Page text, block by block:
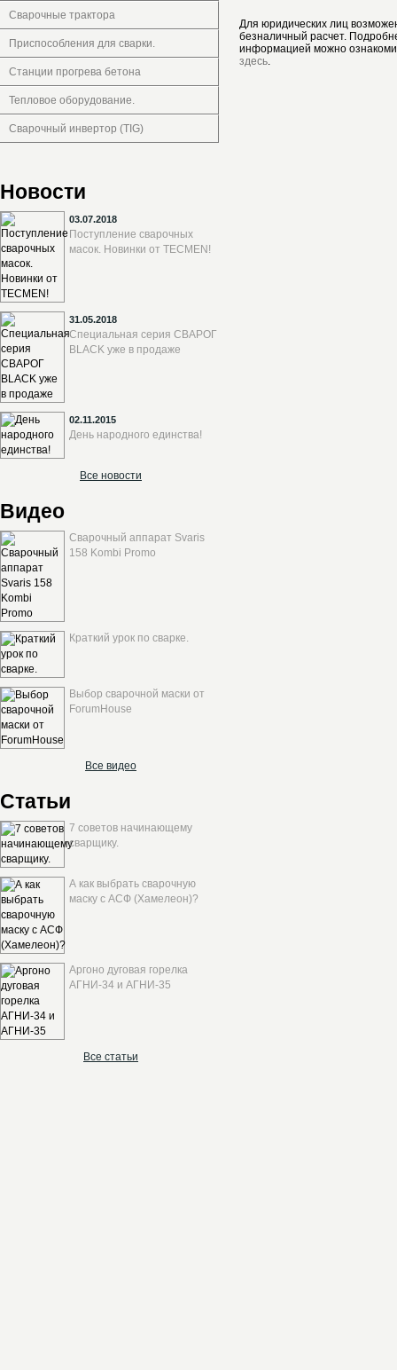
Сварочные трактора
Приспособления для сварки.
Станции прогрева бетона
Тепловое оборудование.
Сварочный инвертор (TIG)
Новости
03.07.2018
Поступление сварочных
масок. Новинки от TECMEN!
31.05.2018
Специальная серия СВАРОГ
BLACK уже в продаже
02.11.2015
День народного единства!
Все новости
Видео
Сварочный аппарат Svaris
158 Kombi Promo
Краткий урок по сварке.
Выбор сварочной маски от
ForumHouse
Все видео
Статьи
7 советов начинающему
сварщику.
А как выбрать сварочную
маску с АСФ (Хамелеон)?
Аргоно дуговая горелка
АГНИ-34 и АГНИ-35
Все статьи
Для юридических лиц
безналичный расчет.
информацией можно
здесь.